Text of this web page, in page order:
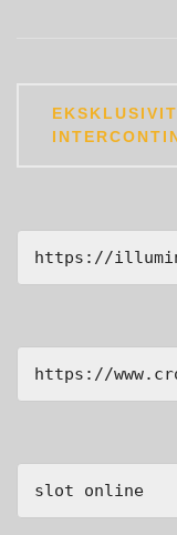
navigation
https://
https://
slot online